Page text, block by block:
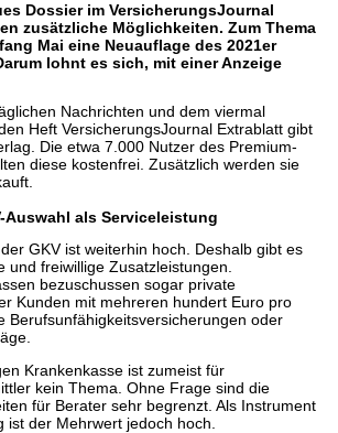
Dossier im VersicherungsJournal
zusätzliche Möglichkeiten. Zum Thema
Mai eine Neuauflage des 2021er
lohnt es sich, mit einer Anzeige
Nachrichten und dem viermal
Heft VersicherungsJournal Extrablatt gibt
Die etwa 7.000 Nutzer des Premium-
diese kostenfrei. Zusätzlich werden sie
Auswahl als Serviceleistung
GKV ist weiterhin hoch. Deshalb gibt es
und freiwillige Zusatzleistungen.
bezuschussen sogar private
Kunden mit mehreren hundert Euro pro
Berufsunfähigkeitsversicherungen oder
Krankenkasse ist zumeist für
kein Thema. Ohne Frage sind die
für Berater sehr begrenzt. Als Instrument
ist der Mehrwert jedoch hoch.